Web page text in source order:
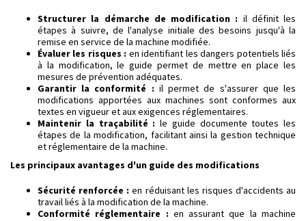
Structurer la démarche de modification : il définit les
étapes à suivre, de l'analyse initiale des besoins jusqu'à la
remise en service de la machine modifiée.
Évaluer les risques : en identifiant les dangers potentiels liés
à la modification, le guide permet de mettre en place les
mesures de prévention adéquates.
Garantir la conformité : il permet de s'assurer que les
modifications apportées aux machines sont conformes aux
textes en vigueur et aux exigences réglementaires.
Maintenir la traçabilité : le guide documente toutes les
étapes de la modification, facilitant ainsi la gestion technique
et réglementaire de la machine.
Les principaux avantages d'un guide des modifications
Sécurité renforcée : en réduisant les risques d'accidents au
travail liés à la modification de la machine.
Conformité réglementaire : en assurant que la machine